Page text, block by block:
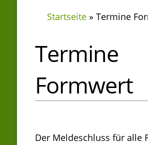
Startseite » Termine
Termine
Formwert
Der Meldeschluss für alle